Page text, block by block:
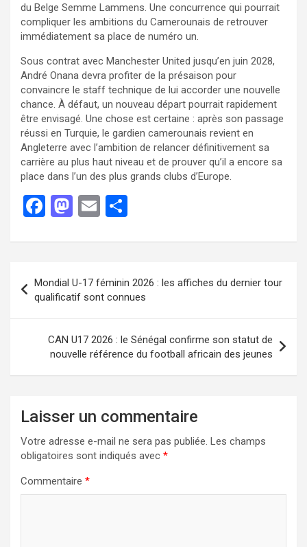
du Belge Semme Lammens. Une concurrence qui pourrait
compliquer les ambitions du Camerounais de retrouver
immédiatement sa place de numéro un.
Sous contrat avec Manchester United jusqu’en juin 2028,
André Onana devra profiter de la présaison pour
convaincre le staff technique de lui accorder une nouvelle
chance. À défaut, un nouveau départ pourrait rapidement
être envisagé. Une chose est certaine : après son passage
réussi en Turquie, le gardien camerounais revient en
Angleterre avec l’ambition de relancer définitivement sa
carrière au plus haut niveau et de prouver qu’il a encore sa
place dans l’un des plus grands clubs d’Europe.
F
ce
o
o
k
M
st
o
d
o
n
E
ail ta
g
er
Mondial U-17 féminin 2026 : les affiches du dernier tour
qualificatif sont connues
CAN U17 2026 : le Sénégal confirme son statut de
nouvelle référence du football africain des jeunes
Laisser un commentaire
Votre adresse e-mail ne sera pas publiée. Les champs
obligatoires sont indiqués avec *
Commentaire *